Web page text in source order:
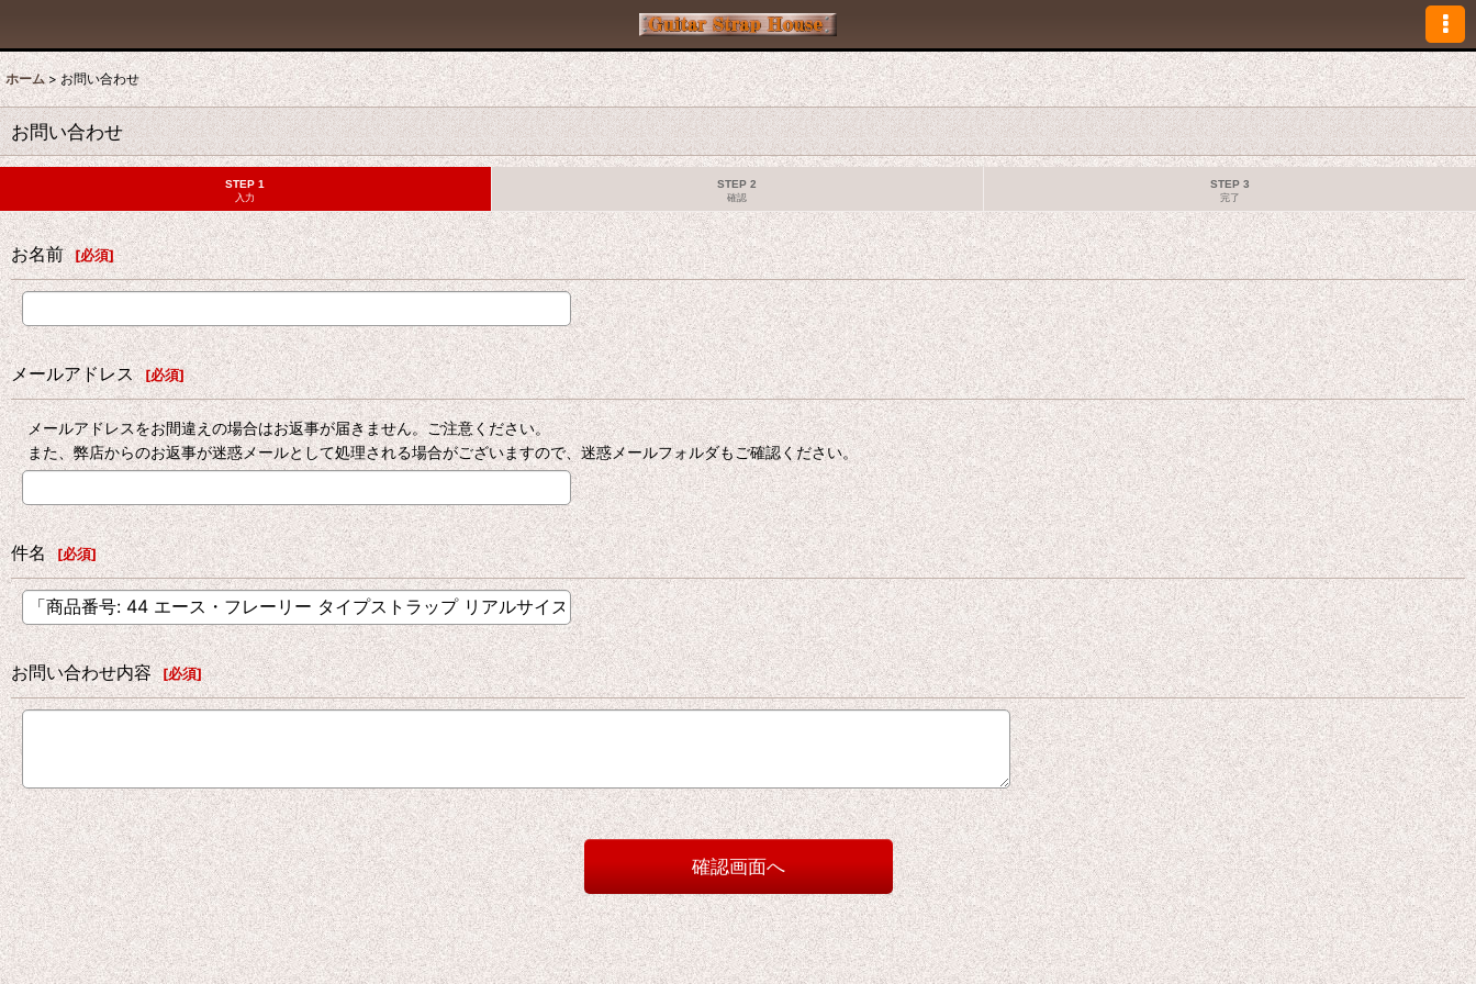
ホーム > お問い合わせ
お問い合わせ
STEP 1
入力
STEP 2
確認
STEP 3
完了
お名前 [必須]
メールアドレス [必須]
メールアドレスをお間違えの場合はお返事が届きません。ご注意ください。
また、弊店からのお返事が迷惑メールとして処理される場合がございますので、迷惑メールフォルダもご確認ください。
件名 [必須]
お問い合わせ内容 [必須]
確認画面へ